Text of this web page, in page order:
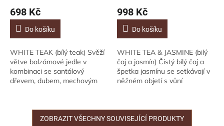
698 Kč
Do košíku
WHITE TEAK (bílý teak) Svěží
větve balzámové jedle v
kombinaci se santálový
dřevem, dubem, mechovým
Hmotnost netto 275 g
998 Kč
Do košíku
WHITE TEA & JASMINE (bilý
čaj a jasmín) Čistý bílý čaj a
špetka jasmínu se setkávají v
něžném objetí s vůní
netto...
ZOBRAZIT VŠECHNY SOUVISEJÍCÍ PRODUKTY